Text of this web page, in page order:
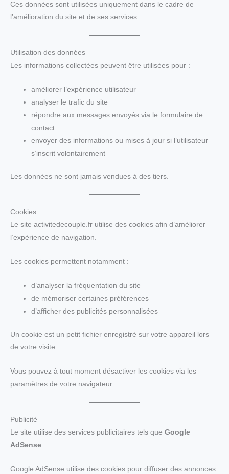
Ces données sont utilisées uniquement dans le cadre de
l’amélioration du site et de ses services.
Utilisation des données
Les informations collectées peuvent être utilisées pour :
améliorer l’expérience utilisateur
analyser le trafic du site
répondre aux messages envoyés via le formulaire de
contact
envoyer des informations ou mises à jour si l’utilisateur
s’inscrit volontairement
Les données ne sont jamais vendues à des tiers.
Cookies
Le site activitedecouple.fr utilise des cookies afin d’améliorer
l’expérience de navigation.
Les cookies permettent notamment :
d’analyser la fréquentation du site
de mémoriser certaines préférences
d’afficher des publicités personnalisées
Un cookie est un petit fichier enregistré sur votre appareil lors
de votre visite.
Vous pouvez à tout moment désactiver les cookies via les
paramètres de votre navigateur.
Publicité
Le site utilise des services publicitaires tels que Google
AdSense.
Google AdSense utilise des cookies pour diffuser des annonces